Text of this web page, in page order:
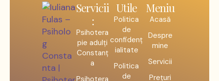
Servicii
:
Psihotera
pie adulți
Constanț
a
Psihotera
Utile
Politica
de
confidenț
ialitate
Politica
de
Meniu
Acasă
Despre
mine
Servicii
Prețuri